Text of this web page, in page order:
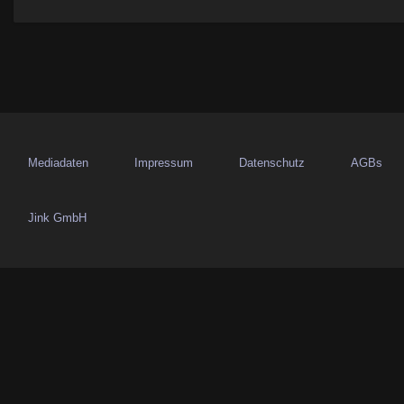
a
v
Mediadaten Impressum Datenschutz AGBs
Jink GmbH